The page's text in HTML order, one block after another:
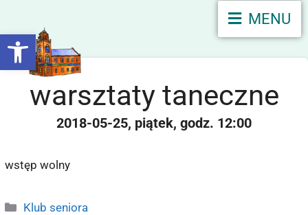
Otwórz pasek narzędzi
MENU
warsztaty taneczne
2018-05-25 piątek 12:00
wstęp wolny
Klub seniora